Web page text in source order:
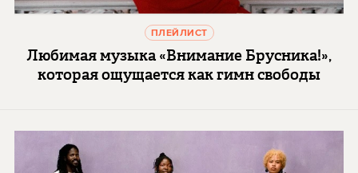
ПЛЕЙЛИСТ
Любимая музыка «Внимание Брусника!»,
которая ощущается как гимн свободы